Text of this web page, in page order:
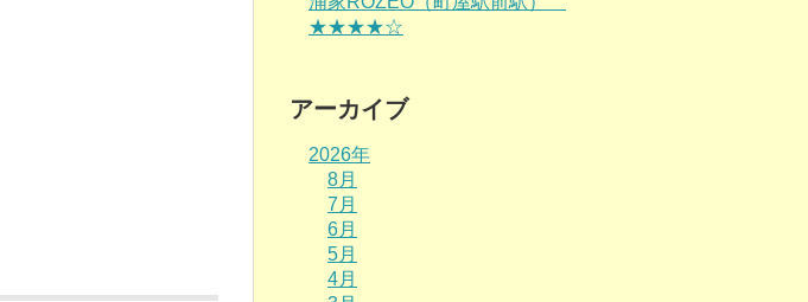
★★★★☆
アーカイブ
2026年
8月
7月
6月
5月
4月